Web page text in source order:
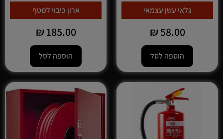
גלאי עשן עצמאי
58.00
₪
הוספה לסל
ארון כיבוי למטף
185.00
₪
הוספה לסל